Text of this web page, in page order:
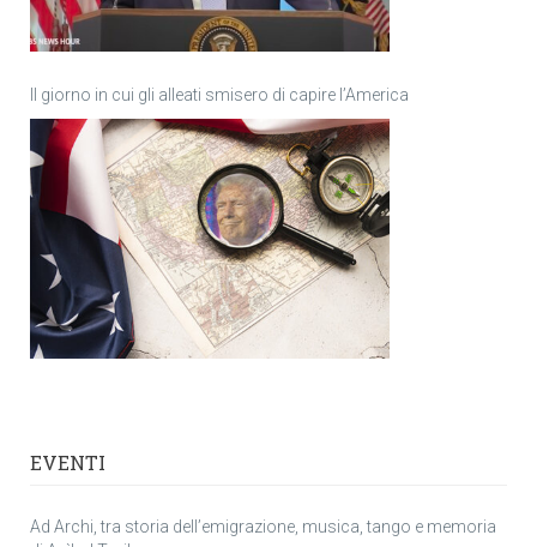
Il giorno in cui gli alleati smisero di capire l’America
EVENTI
Ad Archi, tra storia dell’emigrazione, musica, tango e memoria